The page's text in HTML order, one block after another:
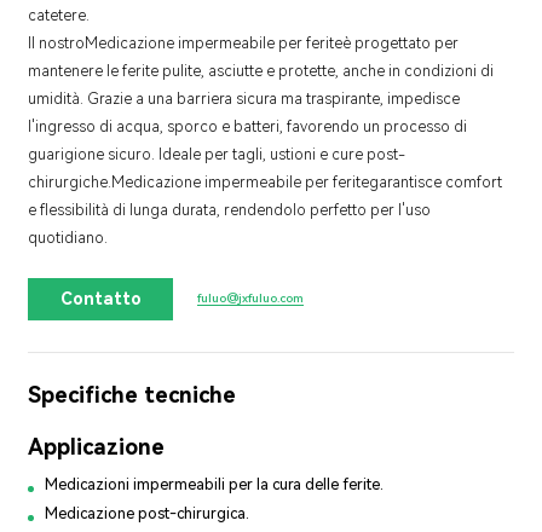
catetere.
Il nostroMedicazione impermeabile per feriteè progettato per
mantenere le ferite pulite, asciutte e protette, anche in condizioni di
umidità. Grazie a una barriera sicura ma traspirante, impedisce
l'ingresso di acqua, sporco e batteri, favorendo un processo di
guarigione sicuro. Ideale per tagli, ustioni e cure post-
chirurgiche. Medicazione impermeabile per feritegarantisce comfort
e flessibilità di lunga durata, rendendolo perfetto per l'uso
quotidiano.
Contatto fuluo@jxfuluo.com
Specifiche tecniche
Applicazione
Medicazioni impermeabili per la cura delle ferite.
Medicazione post-chirurgica.